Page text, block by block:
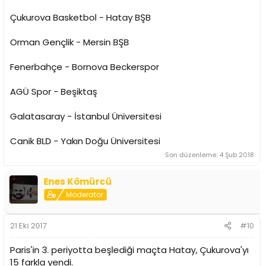
Çukurova Basketbol - Hatay BŞB
Orman Gençlik - Mersin BŞB
Fenerbahçe - Bornova Beckerspor
AGÜ Spor - Beşiktaş
Galatasaray - İstanbul Üniversitesi
Canik BLD - Yakın Doğu Üniversitesi
Son düzenleme: 4 Şub 2018
Enes Kömürcü
Moderator
21 Eki 2017 #10
Paris'in 3. periyotta beşlediği maçta Hatay, Çukurova'yı
15 farkla yendi.